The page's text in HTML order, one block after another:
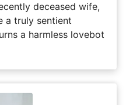
deceased wife,
a truly sentient
a harmless lovebot